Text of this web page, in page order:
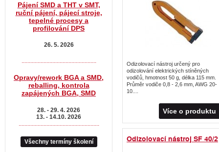
Odizolovací nástroj určený pro
odizolování elektrických stíněných
vodičů, hmotnost 50 g, délka 115 mm.
Průměr vodiče 0,8 - 2,6 mm, AWG 20-
10....
Více o produktu
Odizolovací nástroj SF 40/2
Pájení SMD a THT v SMT,
ruční pájení, pájecí stroje,
tepelné procesy a
profilování DPS
26. 5. 2026
...................................................
Opravy/rework BGA a SMD,
reballing, kontrola
zapájených BGA, SMD
28. - 29. 4. 2026
13. - 14.10. 2026
Všechny termíny školení